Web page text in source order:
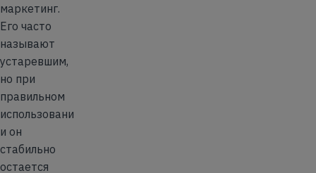
маркетинг.
Его часто
называют
устаревшим,
но при
правильном
использовани
и он
стабильно
остается